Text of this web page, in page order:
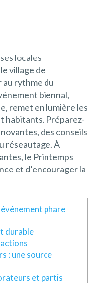
locales
village de
au rythme du
biennal,
remet en lumière les
habitants. Préparez-
des conseils
réseautage. À
le Printemps
et d’encourager la
phare
durable
: une source
et partis